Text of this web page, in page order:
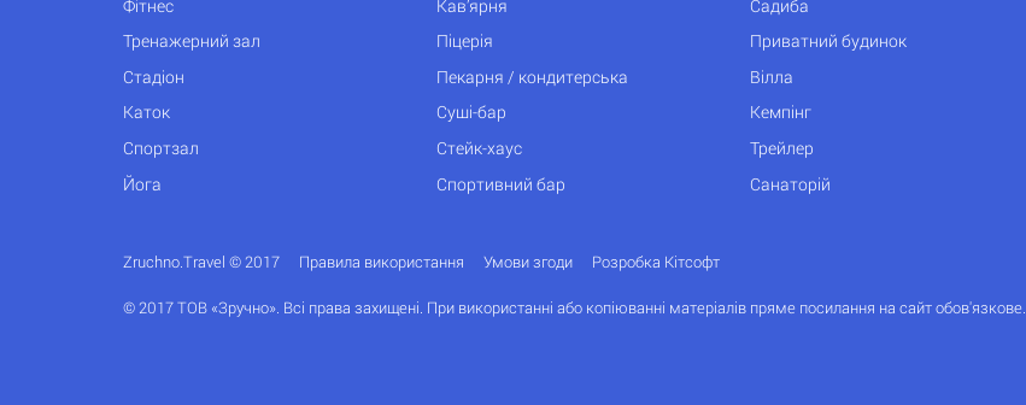
Фітнес
Тренажерний зал
Стадіон
Каток
Спортзал
Йога
Кав’ярня
Піцерія
Пекарня / кондитерська
Суші-бар
Стейк-хаус
Спортивний бар
Садиба
Приватний будинок
Вілла
Кемпінг
Трейлер
Санаторій
Zruchno.Travel © 2017 Правила використання Умови згоди Розробка Кітсофт
© 2017 ТОВ «Зручно». Всі права захищені. При використанні або копіюванні матеріалів пряме посилання на сайт обов'язкове.